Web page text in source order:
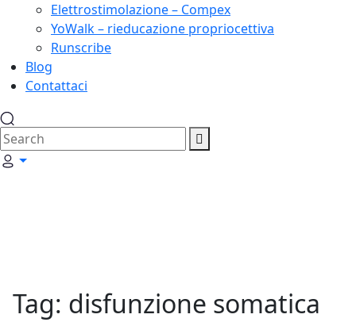
Elettrostimolazione – Compex
YoWalk – rieducazione propriocettiva
Runscribe
Blog
Contattaci
Tag: disfunzione somatica